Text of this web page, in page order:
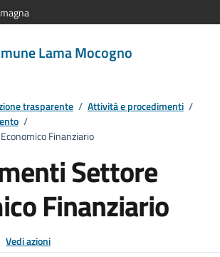
sito
Lama Mocogno
trasparente / Attività e procedimenti /
/
Finanziario
Settore
Finanziario
Vedi azioni